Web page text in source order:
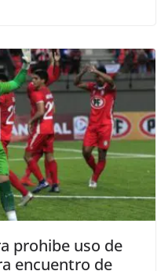
prohibe uso de
encuentro de